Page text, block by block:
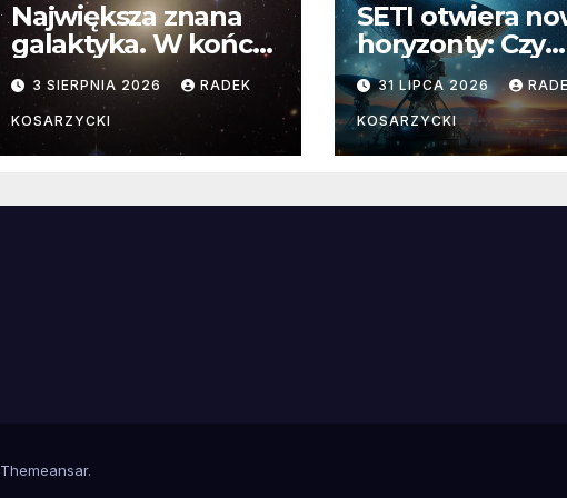
Największa znana
galaktyka. W końcu
poznaliśmy jej
faktyczne wymiary
3 SIERPNIA 2026 RADEK
KOSARZYCKI
SETI otwiera
horyzonty: Czy
pozaziemskie
sygnały
miejscach?
31 LIPCA 2026
KOSARZYCKI
Themeansar.